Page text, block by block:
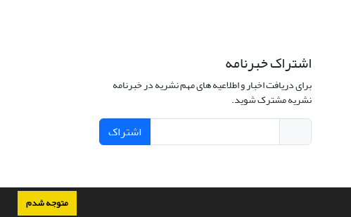
متوجه شدم
اشتراک خبرنامه
برای دریافت اخبار و اطلاعیه های مهم نشریه در خبرنامه
نشریه مشترک شوید.
اشتراک